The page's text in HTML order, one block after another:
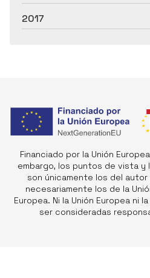
2017
Financiado por la Unión
embargo, los puntos de vista y
son únicamente los del
necesariamente los de la
Europea. Ni la Unión Europea ni
ser consideradas